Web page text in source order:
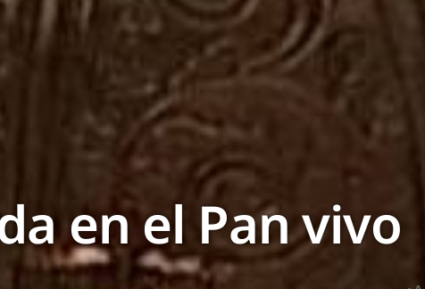
en el Pan vivo